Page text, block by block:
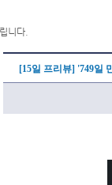
니다.
[15일 프리뷰] '749일